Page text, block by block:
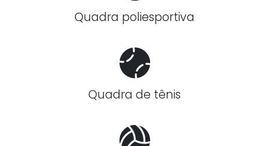
Quadra poliesportiva
Quadra de tênis